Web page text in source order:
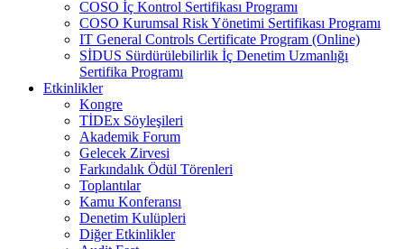
COSO İç Kontrol Sertifikası Programı
COSO Kurumsal Risk Yönetimi Sertifikası Programı
IT General Controls Certificate Program (Online)
SİDUS Sürdürülebilirlik İç Denetim Uzmanlığı
Sertifika Programı
Etkinlikler
Kongre
TİDEx Söyleşileri
Akademik Forum
Gelecek Zirvesi
Farkındalık Ödül Törenleri
Toplantılar
Kamu Konferansı
Denetim Kulüpleri
Diğer Etkinlikler